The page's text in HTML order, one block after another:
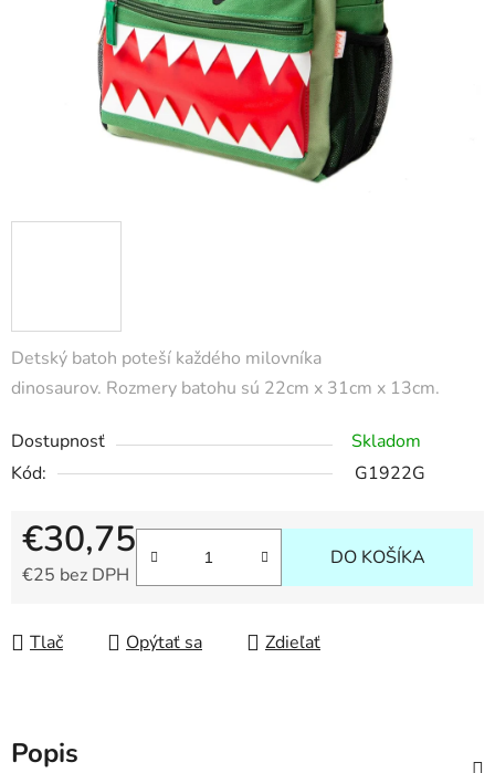
Detský batoh poteší každého milovníka
dinosaurov. Rozmery batohu sú 22cm x 31cm x 13cm.
Dostupnosť
Skladom
Kód:
G1922G
€30,75
€25 bez DPH
DO KOŠÍKA
Tlač Opýtať sa Zdieľať
Popis